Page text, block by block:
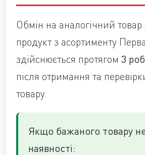
Обмін на аналогічний
продукт з асортименту
здійснюється протягом 3
після отримання та
товару.
Якщо бажаного товару
наявності: